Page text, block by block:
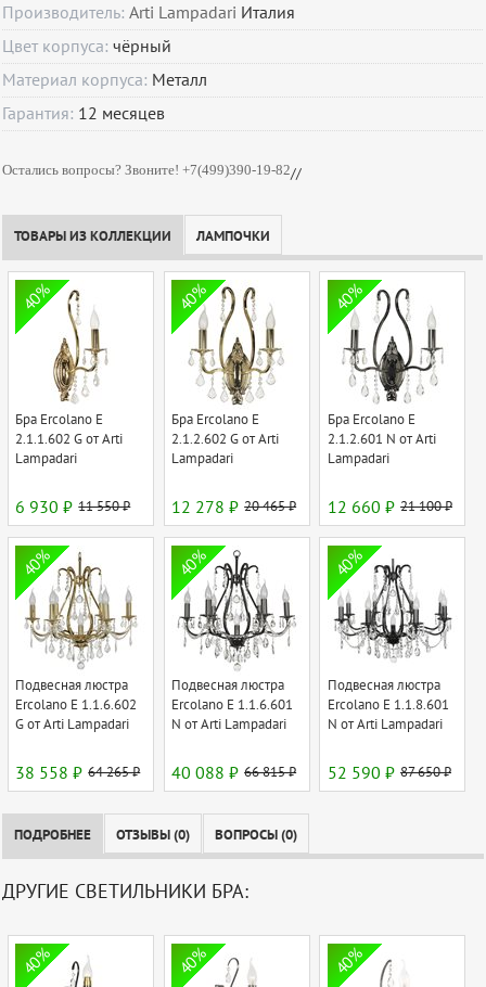
Производитель:Arti Lampadari Италия
Цвет корпуса:чёрный
Материал корпуса: Металл
Гарантия: 12 месяцев
Остались вопросы? Звоните! +7(499)390-19-82//
ТОВАРЫ ИЗ КОЛЛЕКЦИИ ЛАМПОЧКИ
40%
Бра Ercolano E
2.1.1.602 G от Arti
Lampadari
6 930 ₽ 11 550 ₽
40%
Бра Ercolano E
2.1.2.602 G от Arti
Lampadari
12 278 ₽ 20 465 ₽
40%
Бра Ercolano E
2.1.2.601 N от Arti
Lampadari
12 660 ₽ 21 100 ₽
40%
Подвесная люстра
Ercolano E 1.1.6.602
G от Arti Lampadari
38 558 ₽ 64 265 ₽
40%
Подвесная люстра
Ercolano E 1.1.6.601
N от Arti Lampadari
40 088 ₽ 66 815 ₽
40%
Подвесная люстра
Ercolano E 1.1.8.601
N от Arti Lampadari
52 590 ₽ 87 650 ₽
ПОДРОБНЕЕ ОТЗЫВЫ (0) ВОПРОСЫ (0)
ДРУГИЕ СВЕТИЛЬНИКИ БРА:
40% 40% 40%